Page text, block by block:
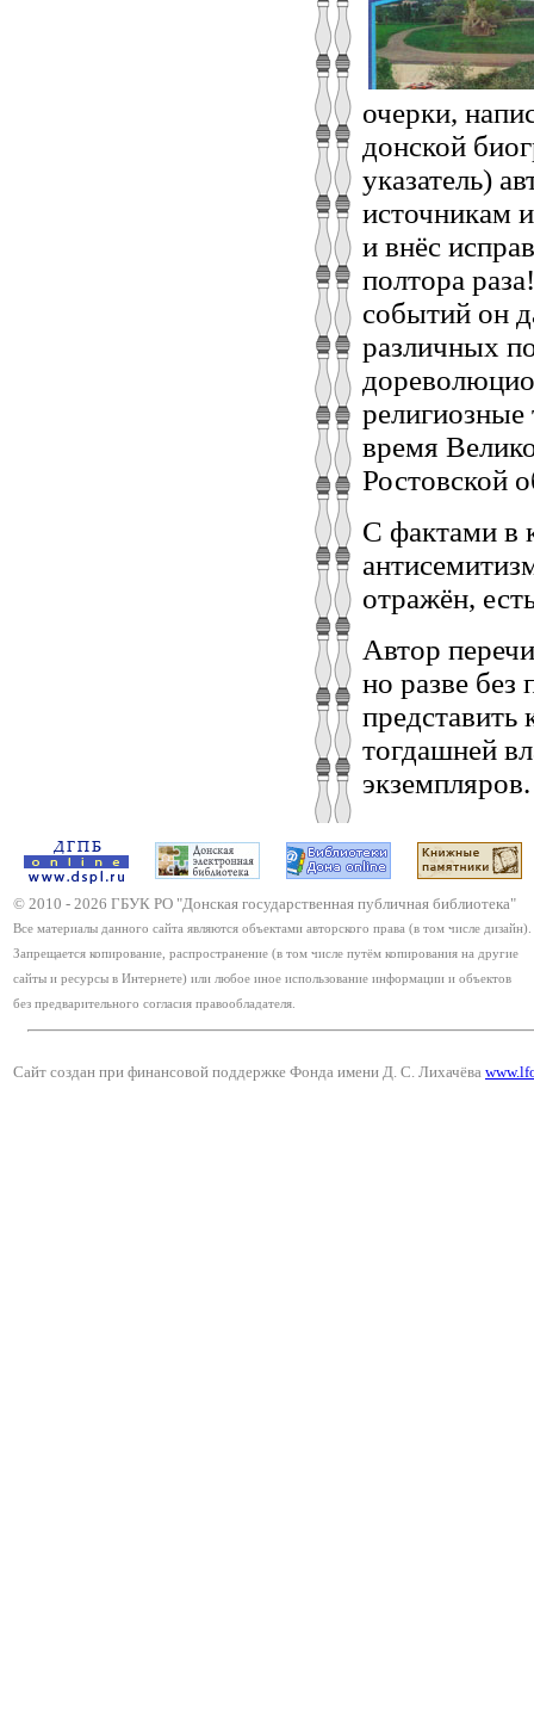
очерки,
донской
указатель)
источникам
и внёс
полтора
событий он
различных
время
Ростовской
С фактами в
отражён,
Автор
но разве без
представить
тогдашней
экземпляров.
© 2010 - 2026 ГБУК РО "Донская государственная публичная библиотека"
Все материалы данного сайта являются объектами авторского права (в том числе дизайн).
Запрещается копирование, распространение (в том числе путём копирования на другие
сайты и ресурсы в Интернете) или любое иное использование информации и объектов
без предварительного согласия правообладателя.
Сайт создан при финансовой поддержке Фонда имени Д. С. Лихачёва